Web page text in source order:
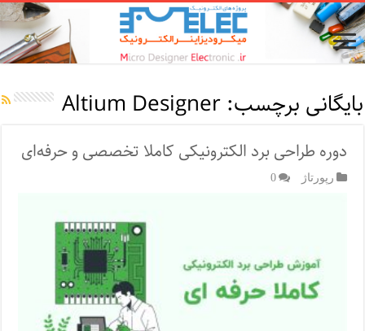
بایگانی برچسب:Altium Designer
دوره طراحی برد الکترونیکی کاملا تخصصی و حرفه‌ای
رپورتاژ‌ 0